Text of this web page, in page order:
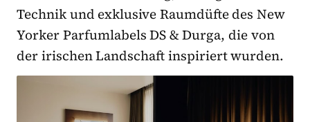
Technik und exklusive Raumdüfte des New
Yorker Parfumlabels DS & Durga, die von
der irischen Landschaft inspiriert wurden.